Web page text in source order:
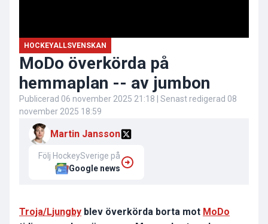
HOCKEYALLSVENSKAN
MoDo överkörda på
hemmaplan -- av jumbon
Publicerad 06 november 2025 21:18 | Senast redigerad 08
november 2025 18:59
Martin Jansson
Följ HockeySverige på
Google news
Troja/Ljungby blev överkörda borta mot MoDo